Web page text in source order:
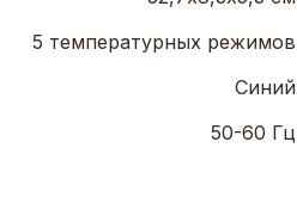
5 температурных режимов
Синий
50-60 Гц